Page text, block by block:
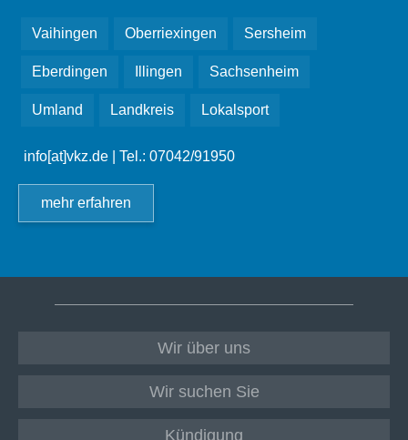
Vaihingen Oberriexingen Sersheim
Eberdingen Illingen Sachsenheim
Umland Landkreis Lokalsport
info[at]vkz.de | Tel.: 07042/91950
mehr erfahren
Wir über uns
Wir suchen Sie
Kündigung